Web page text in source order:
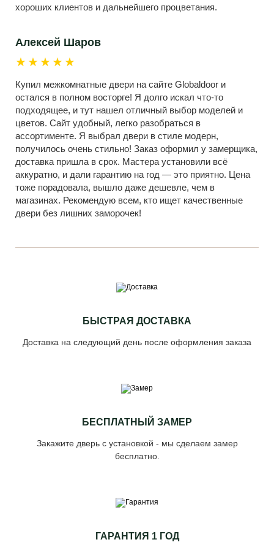
хороших клиентов и дальнейшего процветания.
Алексей Шаров
★★★★★
Купил межкомнатные двери на сайте Globaldoor и
остался в полном восторге! Я долго искал что-то
подходящее, и тут нашел отличный выбор моделей и
цветов. Сайт удобный, легко разобраться в
ассортименте. Я выбрал двери в стиле модерн,
получилось очень стильно! Заказ оформил у замерщика,
доставка пришла в срок. Мастера установили всё
аккуратно, и дали гарантию на год — это приятно. Цена
тоже порадовала, вышло даже дешевле, чем в
магазинах. Рекомендую всем, кто ищет качественные
двери без лишних заморочек!
БЫСТРАЯ ДОСТАВКА
Доставка на следующий день после оформления заказа
БЕСПЛАТНЫЙ ЗАМЕР
Закажите дверь с установкой - мы сделаем замер
бесплатно.
ГАРАНТИЯ 1 ГОД